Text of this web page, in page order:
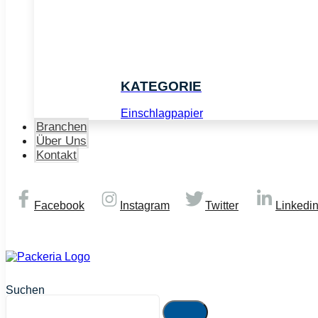
KATEGORIE
Einschlagpapier
Branchen
Über Uns
Kontakt
Facebook Instagram Twitter Linkedin